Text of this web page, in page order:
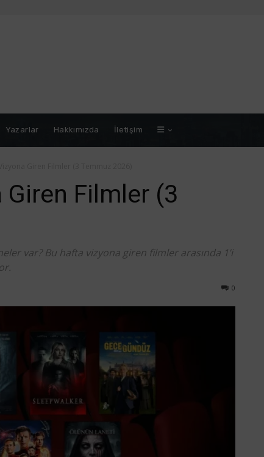
Yazarlar Hakkımızda İletişim
Filmler (3
var? Bu hafta vizyona giren filmler arasında 1’i
0